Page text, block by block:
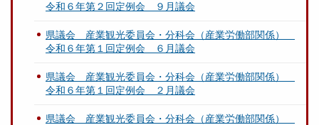
令和６年第２回定例会 ９月議会
県議会 産業観光委員会・分科会（産業労働部関係）
令和６年第１回定例会 ６月議会
県議会 産業観光委員会・分科会（産業労働部関係）
令和６年第１回定例会 ２月議会
県議会 産業観光委員会・分科会（産業労働部関係）